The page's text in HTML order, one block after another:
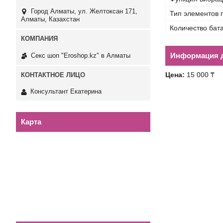
Тип элементов
Количество
Информация
Цена: 15 000 ₸
Город Алматы, ул. Желтоксан 171,
Алматы, Казахстан
Секс шоп "Eroshop.kz" в Алматы
Консультант Екатерина
Карта